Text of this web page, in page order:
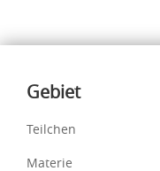
Inhalte
Gebiet
Teilchen
Materie